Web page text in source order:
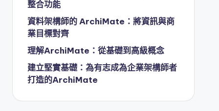
整合功能
資料架構師的 ArchiMate：將資訊與商
業目標對齊
理解ArchiMate：從基礎到高級概念
建立堅實基礎：為有志成為企業架構師者
打造的ArchiMate